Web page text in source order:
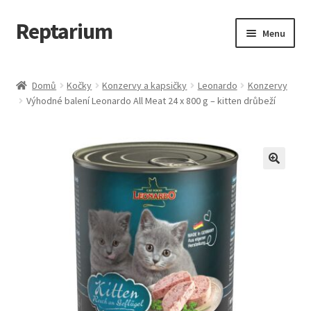
Přeskočit
na
Přejít
k
webu
Reptarium Menu
Košík
Malá zvířata — Klece, krmivo, vybavení
Vše pro kočky
Domů Kočky Konzervy a kapsičky Leonardo
Konzervy
Výhodné balení Leonardo All Meat 24 x 800 g – kitten drůbeží